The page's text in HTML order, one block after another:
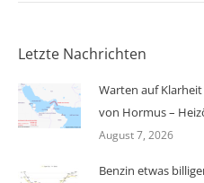
Letzte Nachrichten
Warten auf
von Hormus –
August 7, 2026
Benzin etwas